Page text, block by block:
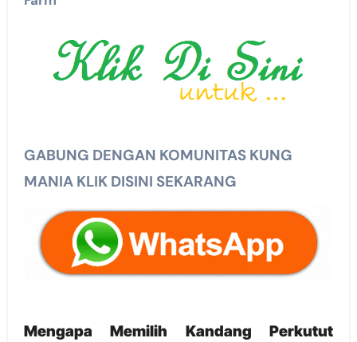
GABUNG DENGAN KOMUNITAS KUNG
MANIA KLIK DISINI SEKARANG
Mengapa Memilih Kandang Perkutut